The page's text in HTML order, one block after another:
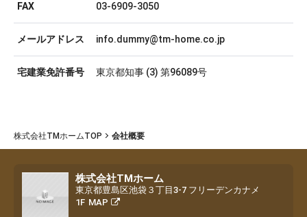
FAX 03-6909-3050
メールアドレス info.dummy@tm-home.co.jp
宅建業免許番号 東京都知事 (3) 第96089号
株式会社TMホームTOP 会社概要
株式会社TMホーム
東京都豊島区池袋３丁目3-7 フリーデンカナメ
1F MAP